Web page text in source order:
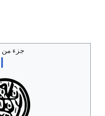
جزء من